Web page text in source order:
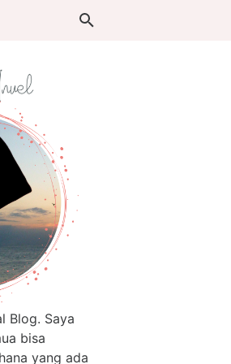
Blog. Saya
bisa
yang ada